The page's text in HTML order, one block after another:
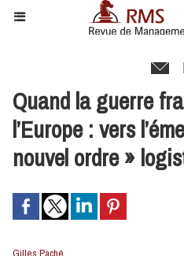
Quand la guerre
l’Europe : vers
nouvel ordre »
Gilles Paché